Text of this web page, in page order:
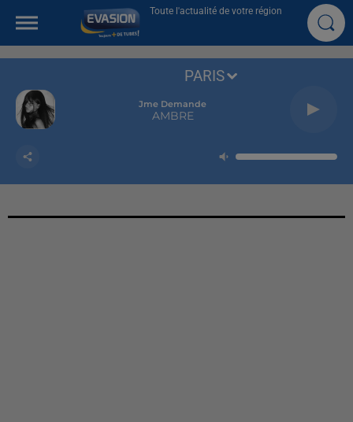
Toute l'actualité de votre région
Jme Demande
AMBRE
PARIS